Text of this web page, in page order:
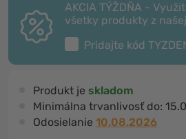
AKCIA TÝŽDŇA -
všetky produkty z
Pridajte kód
Produkt je skladom
Minimálna trvanlivosť do:
Odosielanie 10.08.2026